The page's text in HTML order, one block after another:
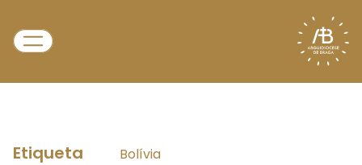
Etiqueta Bolívia